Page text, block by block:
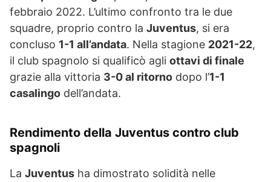
febbraio 2022. L’ultimo confronto tra le due
squadre, proprio contro la Juventus, si era
concluso 1-1 all’andata. Nella stagione 2021-22,
il club spagnolo si qualificò agli ottavi di finale
grazie alla vittoria 3-0 al ritorno dopo l’1-1
casalingo dell’andata.
Rendimento della Juventus contro club
spagnoli
La Juventus ha dimostrato solidità nelle